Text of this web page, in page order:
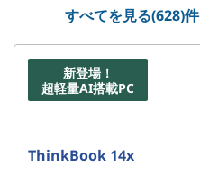
周
ー
すべてを見る(628)件
新登場！
超軽量AI搭載PC
ThinkBook 14x